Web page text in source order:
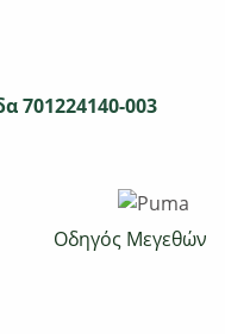
701224140-003
Οδηγός Μεγεθών